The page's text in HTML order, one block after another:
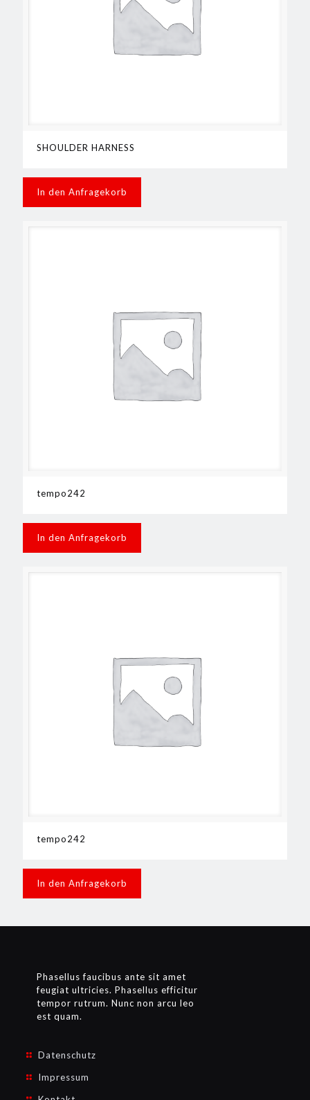
SHOULDER HARNESS
In den Anfragekorb
tempo242
In den Anfragekorb
tempo242
In den Anfragekorb
Phasellus faucibus ante sit amet
feugiat ultricies. Phasellus efficitur
tempor rutrum. Nunc non arcu leo
est quam.
Datenschutz
Impressum